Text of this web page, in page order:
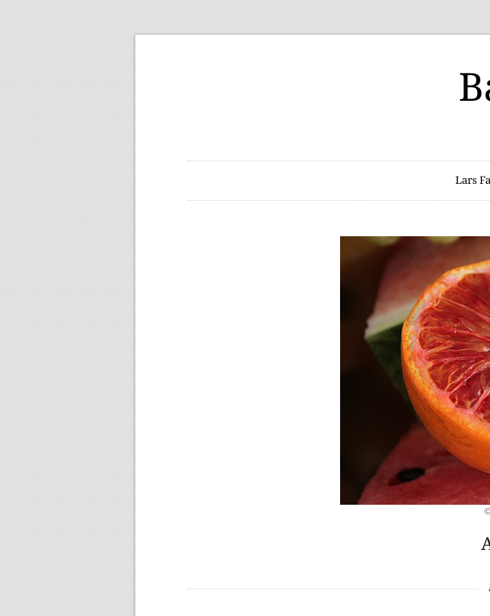
Lars